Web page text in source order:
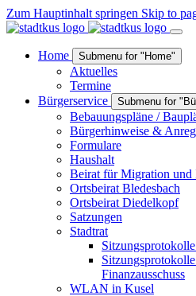
Zum Hauptinhalt springen Skip to
Home Submenu for "Home"
Aktuelles
Termine
Bürgerservice
Submenu for
Bebauungspläne /
Bürgerhinweise &
Formulare
Haushalt
Beirat für Migration und
Ortsbeirat Bledesbach
Ortsbeirat Diedelkopf
Satzungen
Stadtrat
Finanzausschuss
WLAN in Kusel